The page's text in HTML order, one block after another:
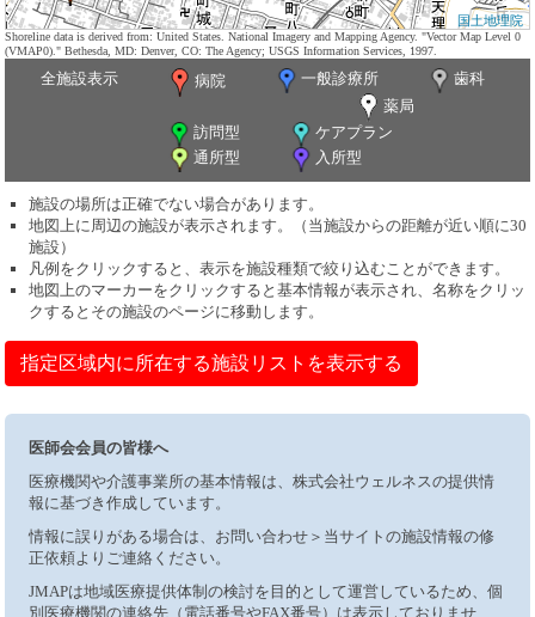
国土地理院
Shoreline data is derived from: United States. National Imagery and Mapping Agency. "Vector Map Level 0
(VMAP0)." Bethesda, MD: Denver, CO: The Agency; USGS Information Services, 1997.
全施設表示 病院 一般診療所
歯科
薬局
訪問型
ケアプラン
通所型
入所型
施設の場所は正確でない場合があります。
地図上に周辺の施設が表示されます。（当施設からの距離が近い順に30
施設）
凡例をクリックすると、表示を施設種類で絞り込むことができます。
地図上のマーカーをクリックすると基本情報が表示され、名称をクリッ
クするとその施設のページに移動します。
指定区域内に所在する施設リストを表示する
医師会会員の皆様へ
医療機関や介護事業所の基本情報は、株式会社ウェルネスの提供情
報に基づき作成しています。
情報に誤りがある場合は、お問い合わせ＞当サイトの施設情報の修
正依頼よりご連絡ください。
JMAPは地域医療提供体制の検討を目的として運営しているため、個
別医療機関の連絡先（電話番号やFAX番号）は表示しておりませ